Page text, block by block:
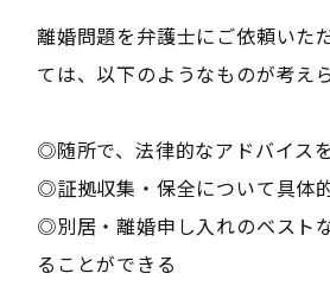
離婚問題を弁護士にご依頼いた
ては、以下のようなものが考え
◎随所で、法律的なアドバイス
◎証拠収集・保全について具体
◎別居・離婚申し入れのベスト
ることができる